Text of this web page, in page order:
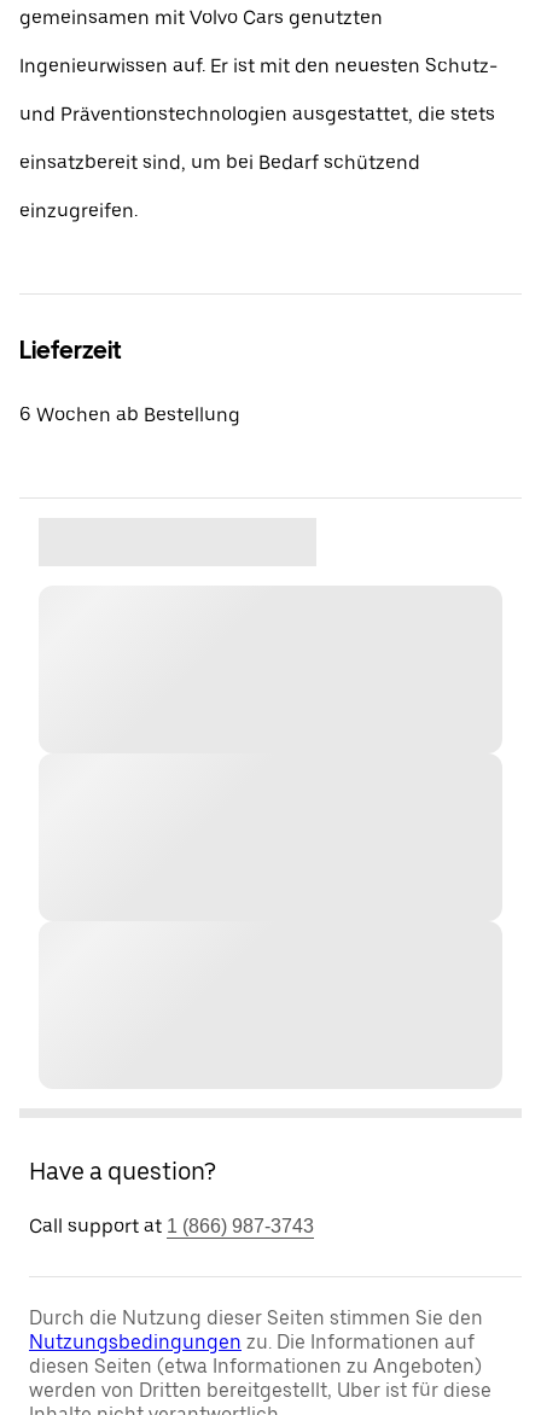
gemeinsamen mit Volvo Cars genutzten
Ingenieurwissen auf. Er ist mit den neuesten Schutz-
und Präventionstechnologien ausgestattet, die stets
einsatzbereit sind, um bei Bedarf schützend
einzugreifen.
Lieferzeit
6 Wochen ab Bestellung
Have a question?
Call support at 1 (866) 987-3743
Durch die Nutzung dieser Seiten stimmen Sie den
Nutzungsbedingungen zu. Die Informationen auf
diesen Seiten (etwa Informationen zu Angeboten)
werden von Dritten bereitgestellt, Uber ist für diese